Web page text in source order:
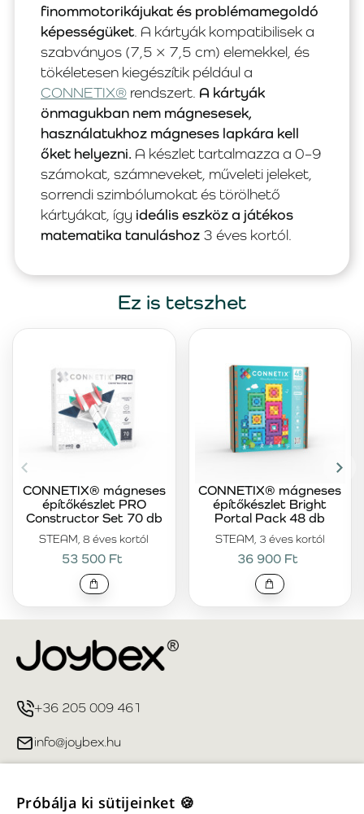
finommotorikájukat és problémamegoldó
képességüket. A kártyák kompatibilisek a
szabványos (7,5 × 7,5 cm) elemekkel, és
tökéletesen kiegészítik például a
CONNETIX® rendszert. A kártyák
önmagukban nem mágnesesek,
használatukhoz mágneses lapkára kell
őket helyezni. A készlet tartalmazza a 0–9
számokat, számneveket, műveleti jeleket,
sorrendi szimbólumokat és törölhető
kártyákat, így ideális eszköz a játékos
matematika tanuláshoz 3 éves kortól.
Ez is tetszhet
STEAM, 8 éves kortól
CONNETIX® mágneses
építőkészlet PRO
Constructor Set 70 db
53 500 Ft
STEAM, 3 éves kortól
CONNETIX® mágneses
építőkészlet Bright
Portal Pack 48 db
36 900 Ft
+36 205 009 461
info@joybex.hu
Próbálja ki sütijeinket 🍪